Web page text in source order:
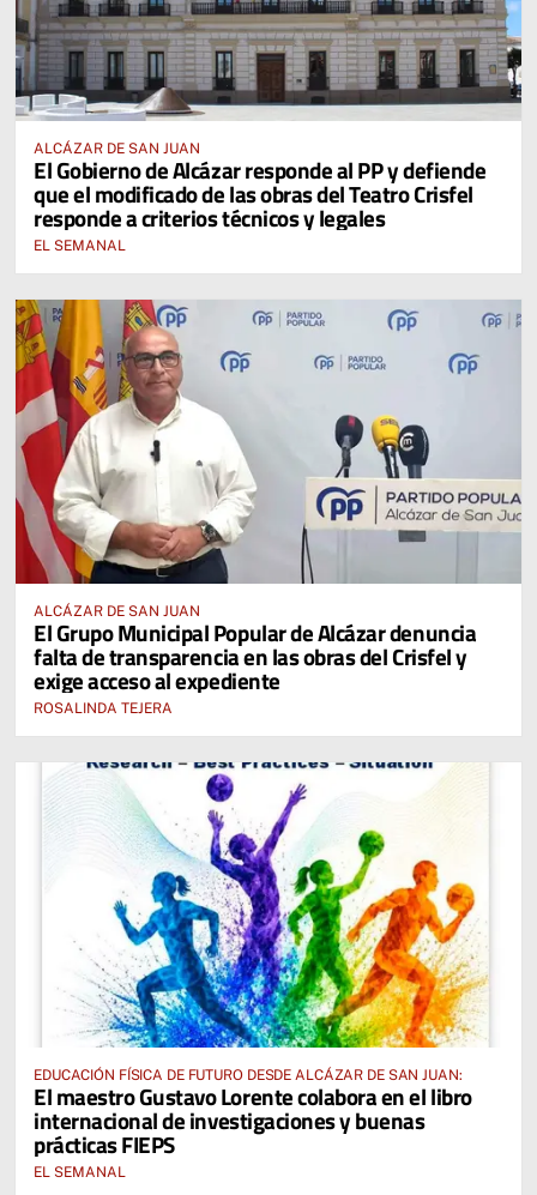
ALCÁZAR DE SAN JUAN
El Gobierno de Alcázar responde al PP y defiende
que el modificado de las obras del Teatro Crisfel
responde a criterios técnicos y legales
EL SEMANAL
ALCÁZAR DE SAN JUAN
El Grupo Municipal Popular de Alcázar denuncia
falta de transparencia en las obras del Crisfel y
exige acceso al expediente
ROSALINDA TEJERA
EDUCACIÓN FÍSICA DE FUTURO DESDE ALCÁZAR DE SAN JUAN:
El maestro Gustavo Lorente colabora en el libro
internacional de investigaciones y buenas
prácticas FIEPS
EL SEMANAL